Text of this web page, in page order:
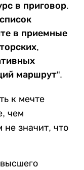
в приговор.
в приемные
маршрут".
к мечте
чем
не значит, что